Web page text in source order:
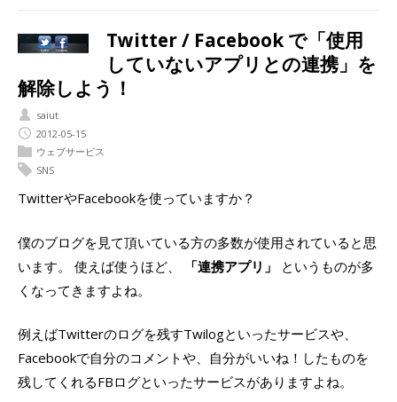
Twitter / Facebook で「使用
していないアプリとの連携」を
解除しよう！
saiut
2012-05-15
ウェブサービス
SNS
TwitterやFacebookを使っていますか？
僕のブログを見て頂いている方の多数が使用されていると思
います。 使えば使うほど、
「連携アプリ」
というものが多
くなってきますよね。
例えばTwitterのログを残すTwilogといったサービスや、
Facebookで自分のコメントや、自分がいいね！したものを
残してくれるFBログといったサービスがありますよね。